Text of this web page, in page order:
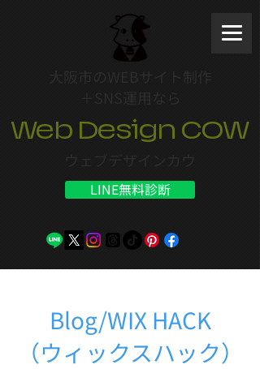
Web Design COW
LINE無料診断
Blog/WIX HACK
（ウィックスハック）